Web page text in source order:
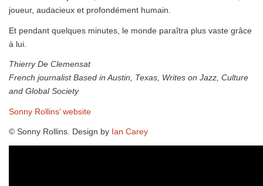
joueur, audacieux et profondément humain.
Et pendant quelques minutes, le monde paraîtra plus vaste grâce
à lui.
Thierry De Clemensat
French journalist Based in Austin, Texas, Writes on Jazz, Culture
and Global Society
Sonny Rollins’ website
© Sonny Rollins. Design by Ian Carey